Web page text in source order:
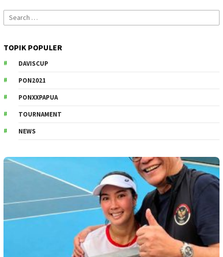
Search
for:
TOPIK POPULER
DAVISCUP
PON2021
PONXXPAPUA
TOURNAMENT
NEWS